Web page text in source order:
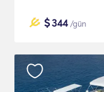
$344/gün